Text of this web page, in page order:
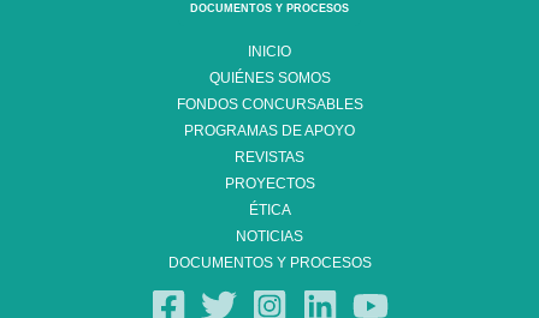
DOCUMENTOS Y PROCESOS
INICIO
QUIÉNES SOMOS
FONDOS CONCURSABLES
PROGRAMAS DE APOYO
REVISTAS
PROYECTOS
ÉTICA
NOTICIAS
DOCUMENTOS Y PROCESOS